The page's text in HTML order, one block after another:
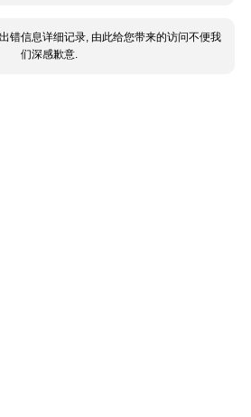
错信息详细记录, 由此给您带来的访问不便我
们深感歉意.